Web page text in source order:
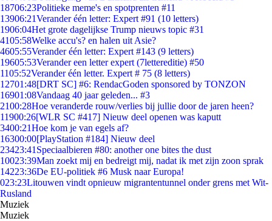
18706:23Politieke meme's en spotprenten #11
13906:21Verander één letter: Expert #91 (10 letters)
1906:04Het grote dagelijkse Trump nieuws topic #31
4105:58Welke accu's? en halen uit Asie?
4605:55Verander één letter: Expert #143 (9 letters)
19605:53Verander een letter expert (7lettereditie) #50
1105:52Verander één letter. Expert # 75 (8 letters)
12701:48[DRT SC] #6: RendacGoden sponsored by TONZON
16901:08Vandaag 40 jaar geleden... #3
2100:28Hoe veranderde rouw/verlies bij jullie door de jaren heen?
11900:26[WLR SC #417] Nieuw deel openen was kaputt
3400:21Hoe kom je van egels af?
16300:00[PlayStation #184] Nieuw deel
23423:41 Speciaalbieren #80: another one bites the dust
10023:39Man zoekt mij en bedreigt mij, nadat ik met zijn zoon sprak
14223:36De EU-politiek #6 Musk naar Europa!
023:23Litouwen vindt opnieuw migrantentunnel onder grens met Wit-
Rusland
Muziek
Muziek